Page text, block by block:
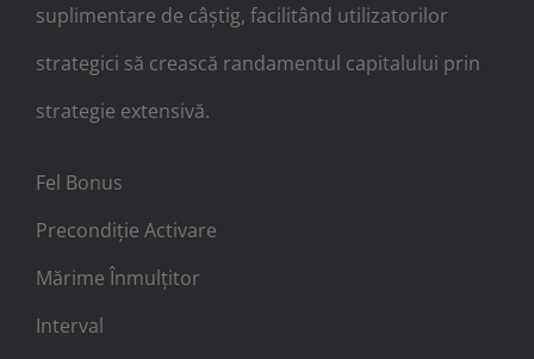
suplimentare de câștig, facilitând utilizatorilor
strategici să crească randamentul capitalului prin
strategie extensivă.
Fel Bonus
Precondiție Activare
Mărime Înmulțitor
Interval